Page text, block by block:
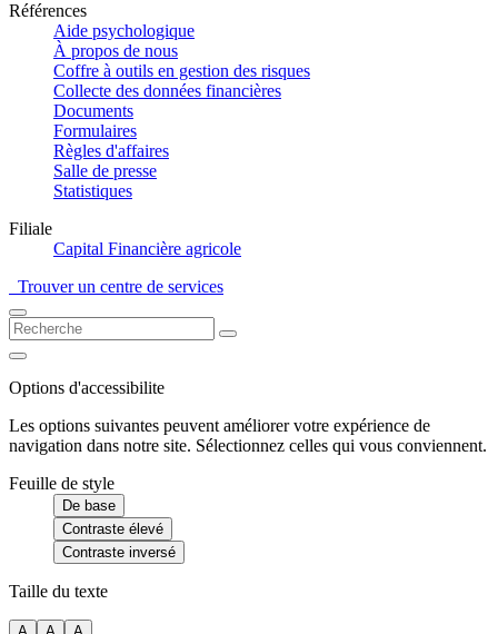
Références
Aide psychologique
À propos de nous
Coffre à outils en gestion des risques
Collecte des données financières
Documents
Formulaires
Règles d'affaires
Salle de presse
Statistiques
Filiale
Capital Financière agricole
Trouver un centre de services
Options d'accessibilite
Les options suivantes peuvent améliorer votre expérience de
navigation dans notre site. Sélectionnez celles qui vous conviennent.
Feuille de style
De base
Contraste élevé
Contraste inversé
Taille du texte